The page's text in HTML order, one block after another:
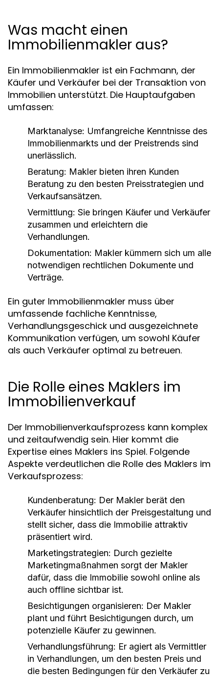
Was macht einen
Immobilienmakler aus?
Ein Immobilienmakler ist ein Fachmann, der
Käufer und Verkäufer bei der Transaktion von
Immobilien unterstützt. Die Hauptaufgaben
umfassen:
Marktanalyse: Umfangreiche Kenntnisse des
Immobilienmarkts und der Preistrends sind
unerlässlich.
Beratung: Makler bieten ihren Kunden
Beratung zu den besten Preisstrategien und
Verkaufsansätzen.
Vermittlung: Sie bringen Käufer und Verkäufer
zusammen und erleichtern die
Verhandlungen.
Dokumentation: Makler kümmern sich um alle
notwendigen rechtlichen Dokumente und
Verträge.
Ein guter Immobilienmakler muss über
umfassende fachliche Kenntnisse,
Verhandlungsgeschick und ausgezeichnete
Kommunikation verfügen, um sowohl Käufer
als auch Verkäufer optimal zu betreuen.
Die Rolle eines Maklers im
Immobilienverkauf
Der Immobilienverkaufsprozess kann komplex
und zeitaufwendig sein. Hier kommt die
Expertise eines Maklers ins Spiel. Folgende
Aspekte verdeutlichen die Rolle des Maklers im
Verkaufsprozess:
Kundenberatung: Der Makler berät den
Verkäufer hinsichtlich der Preisgestaltung und
stellt sicher, dass die Immobilie attraktiv
präsentiert wird.
Marketingstrategien: Durch gezielte
Marketingmaßnahmen sorgt der Makler
dafür, dass die Immobilie sowohl online als
auch offline sichtbar ist.
Besichtigungen organisieren: Der Makler
plant und führt Besichtigungen durch, um
potenzielle Käufer zu gewinnen.
Verhandlungsführung: Er agiert als Vermittler
in Verhandlungen, um den besten Preis und
die besten Bedingungen für den Verkäufer zu